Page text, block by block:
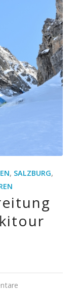
, SALZBURG,